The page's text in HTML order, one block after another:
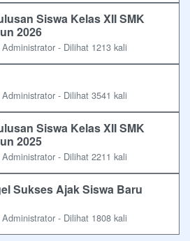
Siswa Kelas XII SMK
2026
- Dilihat 1213 kali
- Dilihat 3541 kali
Siswa Kelas XII SMK
2025
- Dilihat 2211 kali
Sukses Ajak Siswa Baru
- Dilihat 1808 kali